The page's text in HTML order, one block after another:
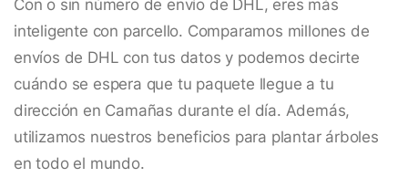
Con o sin número de envío de DHL, eres más
inteligente con parcello. Comparamos millones de
envíos de DHL con tus datos y podemos decirte
cuándo se espera que tu paquete llegue a tu
dirección en Camañas durante el día. Además,
utilizamos nuestros beneficios para plantar árboles
en todo el mundo.